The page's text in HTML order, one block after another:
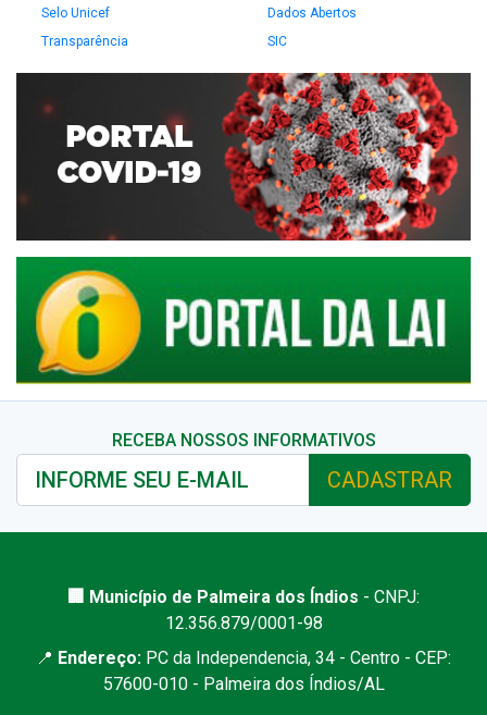
Selo Unicef
Dados Abertos
Transparência
SIC
RECEBA NOSSOS INFORMATIVOS
CADASTRAR
🏢 Município de Palmeira dos Índios - CNPJ:
12.356.879/0001-98
📍 Endereço: PC da Independencia, 34 - Centro - CEP:
57600-010 - Palmeira dos Índios/AL